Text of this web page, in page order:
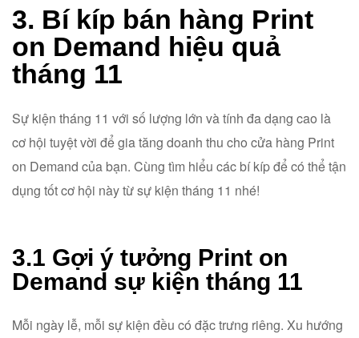
3. Bí kíp bán hàng Print
on Demand hiệu quả
tháng 11
Sự kiện tháng 11 với số lượng lớn và tính đa dạng cao là
cơ hội tuyệt vời để gia tăng doanh thu cho cửa hàng Print
on Demand của bạn. Cùng tìm hiểu các bí kíp để có thể tận
dụng tốt cơ hội này từ sự kiện tháng 11 nhé!
3.1 Gợi ý tưởng Print on
Demand sự kiện tháng 11
Mỗi ngày lễ, mỗi sự kiện đều có đặc trưng riêng. Xu hướng